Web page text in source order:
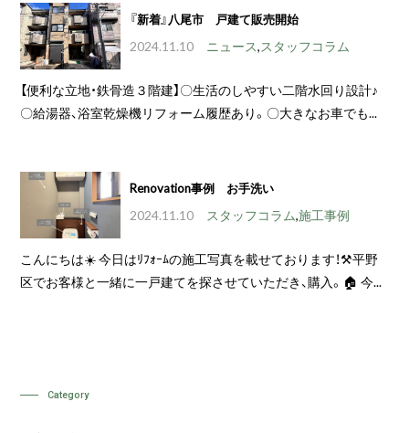
『新着』八尾市 戸建て販売開始
2024.11.10 ニュース,スタッフコラム
【便利な立地・鉄骨造３階建】〇生活のしやすい二階水回り設計♪
〇給湯器、浴室乾燥機リフォーム履歴あり。〇大きなお車でも...
Renovation事例 お手洗い
2024.11.10 スタッフコラム,施工事例
こんにちは☀️ 今日はﾘﾌｫｰﾑの施工写真を載せております！⚒平野
区でお客様と一緒に一戸建てを探させていただき、購入。🏠 今...
Category